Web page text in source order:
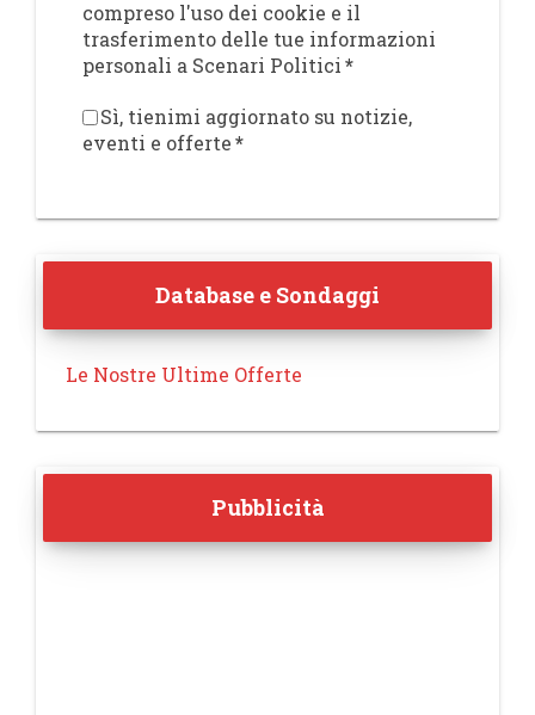
compreso l'uso dei cookie e il
trasferimento delle tue informazioni
personali a Scenari Politici*
Sì, tienimi aggiornato su notizie,
eventi e offerte*
Database e Sondaggi
Le Nostre Ultime Offerte
Pubblicità